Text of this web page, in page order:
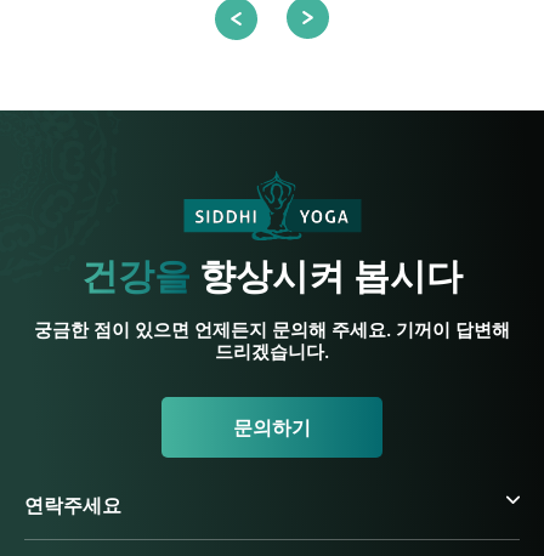
건강을 향상시켜 봅시다
궁금한 점이 있으면 언제든지 문의해 주세요. 기꺼이 답변해
드리겠습니다.
문의하기
연락주세요